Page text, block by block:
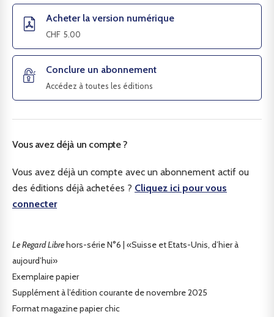
Acheter la version numérique
CHF 5.00
Conclure un abonnement
Accédez à toutes les éditions
Vous avez déjà un compte ?
Vous avez déjà un compte avec un abonnement actif ou
des éditions déjà achetées ? Cliquez ici pour vous
connecter
Le Regard Libre hors-série N°6 | «Suisse et Etats-Unis, d’hier à
aujourd’hui»
Exemplaire papier
Supplément à l’édition courante de novembre 2025
Format magazine papier chic